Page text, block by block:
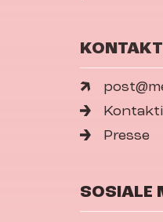
Presse
SOSIALE